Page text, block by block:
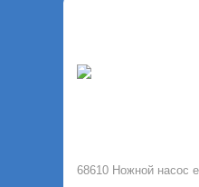
68610 Ножной насос